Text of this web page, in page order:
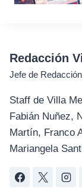
Redacción
Jefe de Redacción
Staff de Villa
Fabián Nuñez,
Martín, Franco
Mariangela